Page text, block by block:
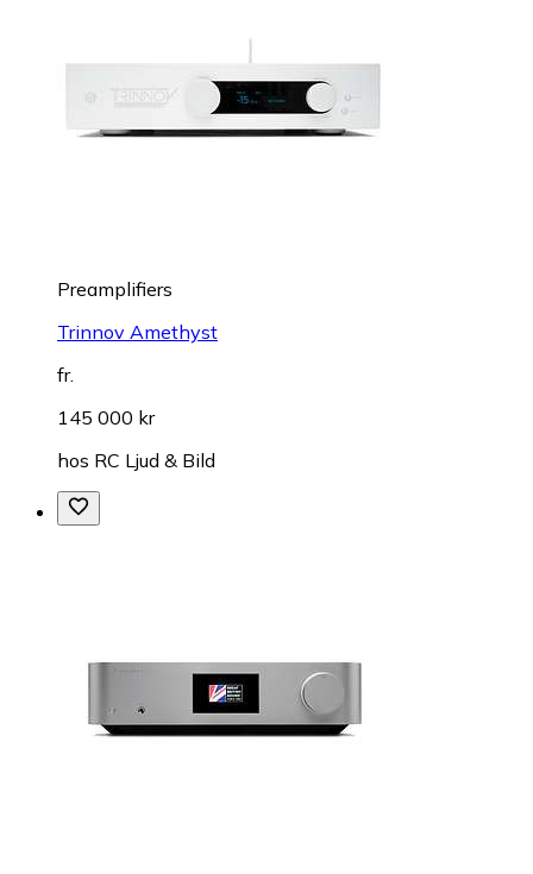
Preamplifiers
Trinnov Amethyst
fr.
145 000 kr
hos RC Ljud & Bild